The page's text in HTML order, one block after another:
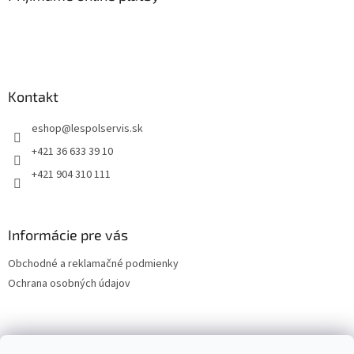
Kontakt
eshop@lespolservis.sk
+421 36 633 39 10
+421 904 310 111
Informácie pre vás
Obchodné a reklamačné podmienky
Ochrana osobných údajov